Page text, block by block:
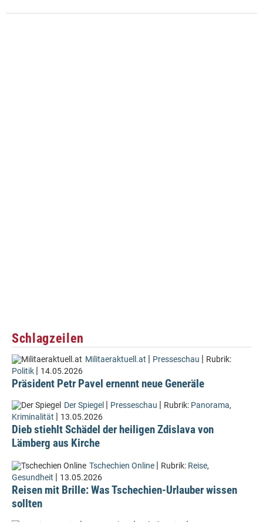
Schlagzeilen
Militaeraktuell.at | Presseschau | Rubrik:
Politik | 14.05.2026
Präsident Petr Pavel ernennt neue Generäle
Der Spiegel | Presseschau | Rubrik: Panorama,
Kriminalität | 13.05.2026
Dieb stiehlt Schädel der heiligen Zdislava von
Lämberg aus Kirche
Tschechien Online | Rubrik: Reise,
Gesundheit | 13.05.2026
Reisen mit Brille: Was Tschechien-Urlauber wissen
sollten